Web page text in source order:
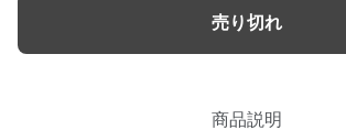
売り切れ
商品説明